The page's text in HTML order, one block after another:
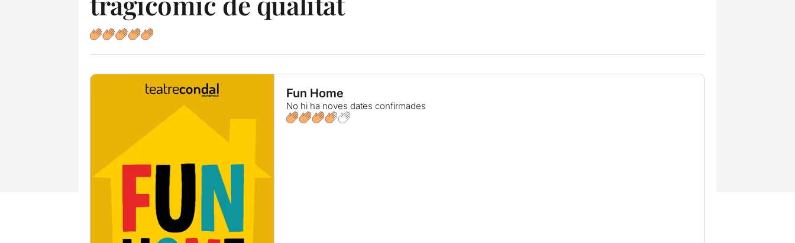
Fun Home
No hi ha noves dates confirmades